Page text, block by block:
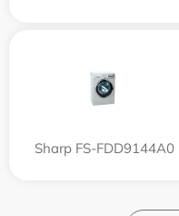
Sharp FS-FDD9144A0